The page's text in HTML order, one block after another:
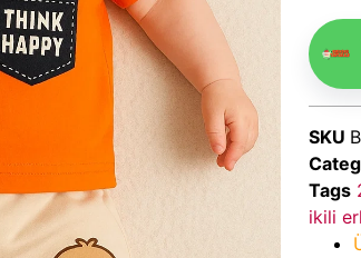
SKU
Tags
ikili